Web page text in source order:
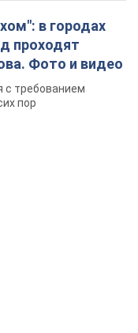
в городах
проходят
Фото и видео
с требованием
пор